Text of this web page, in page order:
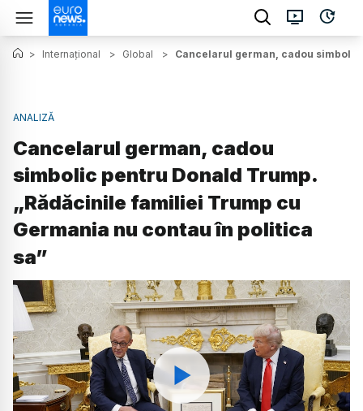
> Internațional > Global > Cancelarul german, cadou
ANALIZĂ
Cancelarul german, cadou
simbolic pentru Donald Trump.
„Rădăcinile familiei Trump cu
Germania nu contau în politica
sa”
Watch